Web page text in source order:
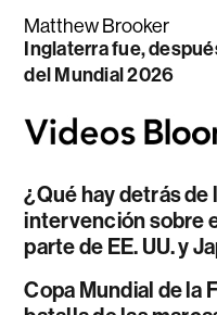
Matthew Brooker
Inglaterra fue,
del Mundial 2026
¿Qué hay detrás de
intervención sobre
parte de EE. UU. y
Copa Mundial de la